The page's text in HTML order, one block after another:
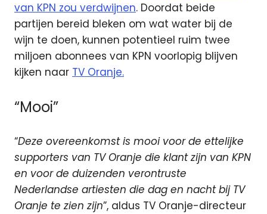
van KPN zou verdwijnen. Doordat beide
partijen bereid bleken om wat water bij de
wijn te doen, kunnen potentieel ruim twee
miljoen abonnees van KPN voorlopig blijven
kijken naar TV Oranje.
“Mooi”
“Deze overeenkomst is mooi voor de ettelijke
supporters van TV Oranje die klant zijn van KPN
en voor de duizenden verontruste
Nederlandse artiesten die dag en nacht bij TV
Oranje te zien zijn”, aldus TV Oranje-directeur